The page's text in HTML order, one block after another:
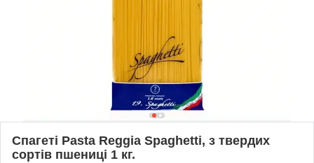
Спагеті Pasta Reggia Spaghetti, з твердих
сортів пшениці 1 кг.